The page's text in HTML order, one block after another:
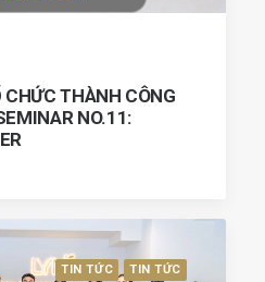
CHỨC THÀNH CÔNG
NO.11:
TIN TỨC TIN TỨC